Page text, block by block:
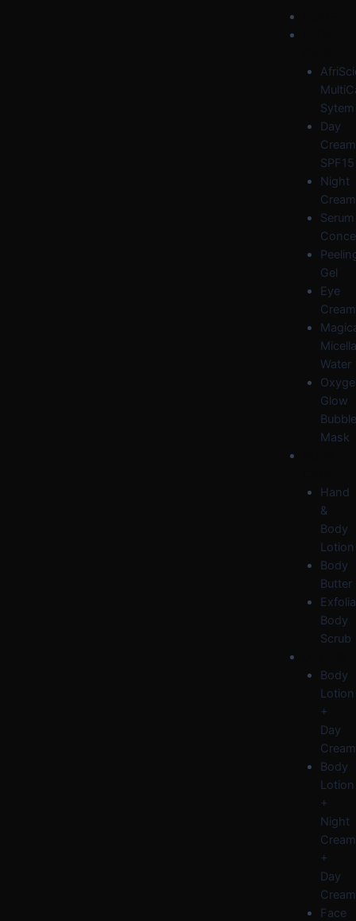
Sytem
Day
Cream
SPF15
Night
Cream
Serum
Gel
Eye
Cream
Water
Glow
Bubble
Mask
Hand
&
Body
Lotion
Body
Butter
Body
Scrub
Body
Lotion
+
Day
Cream
Body
Lotion
+
Night
Cream
+
Day
Cream
Face
Menu